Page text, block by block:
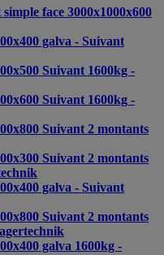
face 3000x1000x600
galva - Suivant
Suivant 1600kg -
Suivant 1600kg -
Suivant 2 montants
Suivant 2 montants
galva - Suivant
Suivant 2 montants
galva 1600kg -